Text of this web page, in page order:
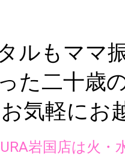
ルもママ
た二十歳
お気軽にお
岩国店は火・